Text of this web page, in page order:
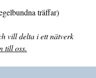
träffar)
vill delta i ett nätverk
till oss.